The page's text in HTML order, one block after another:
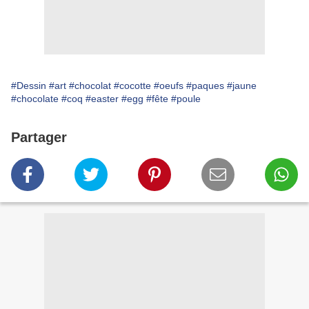
#Dessin #art #chocolat #cocotte #oeufs #paques #jaune
#chocolate #coq #easter #egg #fête #poule
Partager